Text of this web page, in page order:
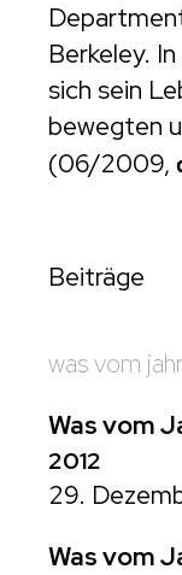
Berkeley.
sich sein
bewegten
(06/2009,
Beiträge
was vom
Was vom
2012
29.
Was vom